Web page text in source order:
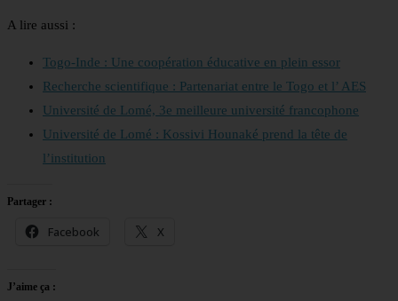
A lire aussi :
Togo-Inde : Une coopération éducative en plein essor
Recherche scientifique : Partenariat entre le Togo et l’ AES
Université de Lomé, 3e meilleure université francophone
Université de Lomé : Kossivi Hounaké prend la tête de
l’institution
Partager :
Facebook X
J’aime ça :